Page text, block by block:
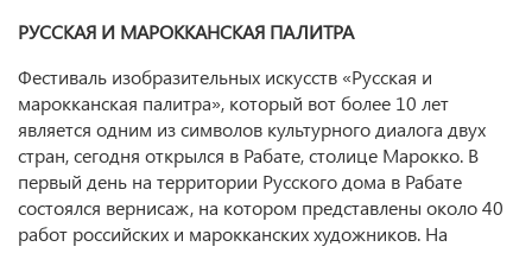
РУССКАЯ И МАРОККАНСКАЯ ПАЛИТРА
Фестиваль изобразительных искусств «Русская и
марокканская палитра», который вот более 10 лет
является одним из символов культурного диалога двух
стран, сегодня открылся в Рабате, столице Марокко. В
первый день на территории Русского дома в Рабате
состоялся вернисаж, на котором представлены около 40
работ российских и марокканских художников. На